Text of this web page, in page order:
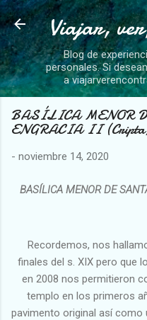
Ir al
Viajar,
Blog de
personales. Si
a
BASÍLICA MENOR
ENGRACIA II
- noviembre 14, 2020
BASÍLICA MENOR DE
Recordemos, nos
finales del s. XIX pero que
en 2008 nos permitieron
templo en los primeros
pavimento original así como